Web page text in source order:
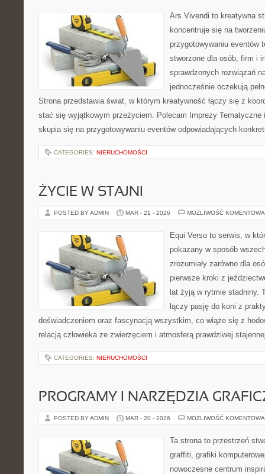
Ars Vivendi to kreatywna
koncentruje się na
przygotowywaniu eventów
stworzone dla osób, firm i
sprawdzonych rozwiązań
jednocześnie oczekują
Strona przedstawia świat, w którym kreatywność łączy się z
stać się wyjątkowym przeżyciem. Polecam Imprezy Tematyczne
skupia się na przygotowywaniu eventów odpowiadających
CATEGORIES: NIERUCHOMOŚCI
ŻYCIE W STAJNI
POSTED BY ADMIN MAR - 21 - 2026 MOŻLIWOŚĆ
Equi Verso to serwis, w
pokazany w sposób
zrozumiały zarówno dla
pierwsze kroki z
lat żyją w rytmie stadniny.
łączy pasję do koni z
doświadczeniem oraz fascynacją wszystkim, co wiąże się z
relacją człowieka ze zwierzęciem i atmosferą prawdziwej
CATEGORIES: NIERUCHOMOŚCI
PROGRAMY I NARZĘDZIA
POSTED BY ADMIN MAR - 20 - 2026 MOŻLIWOŚĆ
Ta strona to przestrzeń
graffiti, grafiki
nowoczesne centrum